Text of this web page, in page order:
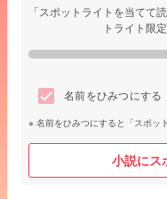
「スポットライトを当てて
トライト限
名前をひみつにする
名前をひみつにすると「スポッ
小説にス